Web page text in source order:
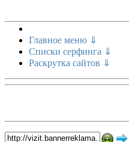
Главное меню ⇓
Списки серфинга ⇓
Раскрутка сайтов ⇓